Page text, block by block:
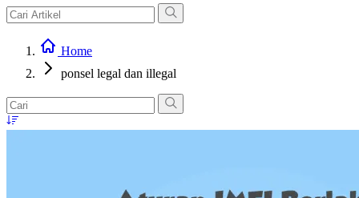
Home
ponsel legal dan illegal